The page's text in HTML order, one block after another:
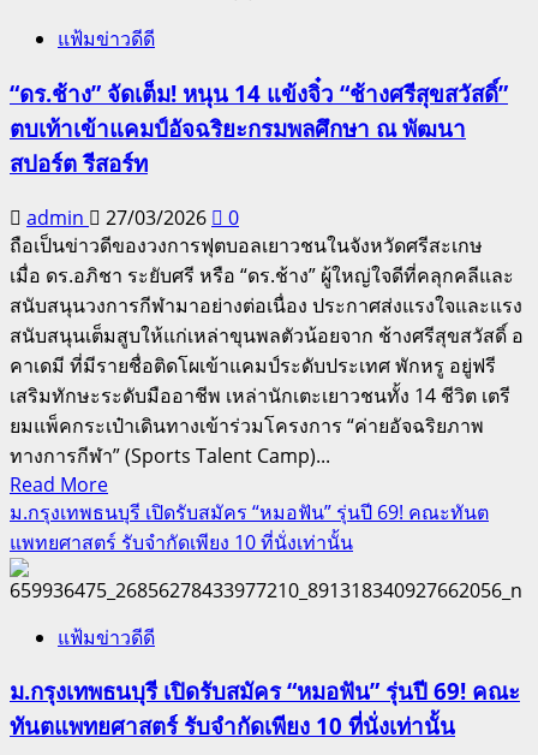
ดัน
เด็ก
ศรีสะเกษ
ตบเท้า
ทักษะ
ระดับ
อาชีพ
ร้อง
ทุ่ง
แห่ง
ประเทศไทย
กอล์ฟ
การ
กุศล
ครั้ง
ยิ่ง
ใหญ่
ชิง
ถ้วย
พระราชทาน
สมเด็จ
พระ
กนิษฐา
ธิ
เจ้า
สมเด็จ
พระ
แฟ้มข่าวดีดี
“ดร.ช้าง” จัดเต็ม! หนุน 14 แข้งจิ๋ว “ช้างศรีสุขสวัสดิ์”
ตบเท้าเข้าแคมป์อัจฉริยะกรมพลศึกษา ณ พัฒนา
สปอร์ต รีสอร์ท
admin 27/03/2026
0
ถือเป็นข่าวดีของวงการฟุตบอลเยาวชนในจังหวัดศรีสะเกษ
เมื่อ ดร.อภิชา ระยับศรี หรือ “ดร.ช้าง” ผู้ใหญ่ใจดีที่คลุกคลีและ
สนับสนุนวงการกีฬามาอย่างต่อเนื่อง ประกาศส่งแรงใจและแรง
สนับสนุนเต็มสูบให้แก่เหล่าขุนพลตัวน้อยจาก ช้างศรีสุขสวัสดิ์ อ
คาเดมี ที่มีรายชื่อติดโผเข้าแคมป์ระดับประเทศ พักหรู อยู่ฟรี
เสริมทักษะระดับมืออาชีพ เหล่านักเตะเยาวชนทั้ง 14 ชีวิต เตรี
ยมแพ็คกระเป๋าเดินทางเข้าร่วมโครงการ “ค่ายอัจฉริยภาพ
ทางการกีฬา” (Sports Talent Camp)...
Read MoreRead
more
about
จัด
เต็ม!
หนุน
14
แข้ง
จิ๋ว
ม.กรุงเทพธนบุรี เปิดรับสมัคร “หมอฟัน” รุ่นปี 69! คณะทันต
แพทยศาสตร์ รับจำกัดเพียง 10 ที่นั่งเท่านั้น
แฟ้มข่าวดีดี
ม.กรุงเทพธนบุรี เปิดรับสมัคร “หมอฟัน” รุ่นปี 69! คณะ
ทันตแพทยศาสตร์ รับจำกัดเพียง 10 ที่นั่งเท่านั้น